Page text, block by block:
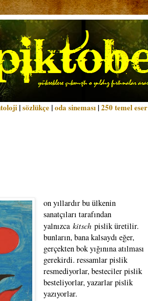
|sözlükçe |oda sineması |250 temel eser
on yıllardır bu ülkenin
sanatçıları tarafından
yalnızca kitsch pislik üretilir.
bunların, bana kalsaydı eğer,
gerçekten bok yığınına atılması
gerekirdi. ressamlar pislik
resmediyorlar, besteciler pislik
besteliyorlar, yazarlar pislik
yazıyorlar.